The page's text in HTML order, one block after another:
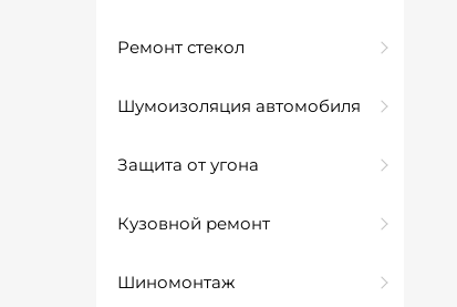
Ремонт стекол
Шумоизоляция автомобиля
Защита от угона
Кузовной ремонт
Шиномонтаж